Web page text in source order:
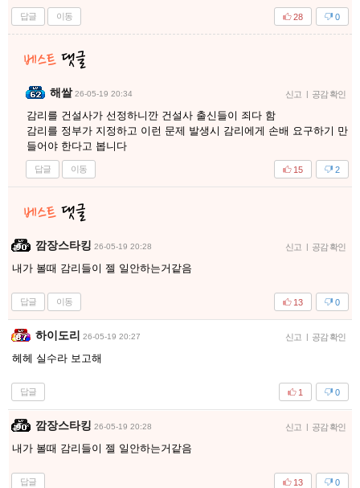
답글 이동 0
28
해쌀 26-05-19 20:34 신고 | 공감 확인
감리를 건설사가 선정하니깐 건설사 출신들이 죄다 함
감리를 정부가 지정하고 이런 문제 발생시 감리에게 손배 요구하기 만
들어야 한다고 봅니다
답글 이동 2
15
깜장스타킹 26-05-19 20:28 신고 | 공감 확인
내가 볼때 감리들이 젤 일안하는거같음
답글 이동 0
13
하이도리 26-05-19 20:27 신고 | 공감 확인
헤헤 실수라 보고해
답글 0
1
깜장스타킹 26-05-19 20:28 신고 | 공감 확인
내가 볼때 감리들이 젤 일안하는거같음
답글 0
13